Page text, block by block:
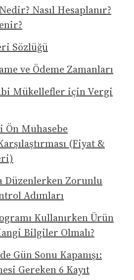
Nasıl Hesaplanır?
Sözlüğü
ve Ödeme Zamanları
Mükellefler için Vergi
Ön Muhasebe
(Fiyat &
Düzenlerken Zorunlu
Adımları
Kullanırken Ürün
Bilgiler Olmalı?
Gün Sonu Kapanışı:
Gereken 6 Kayıt